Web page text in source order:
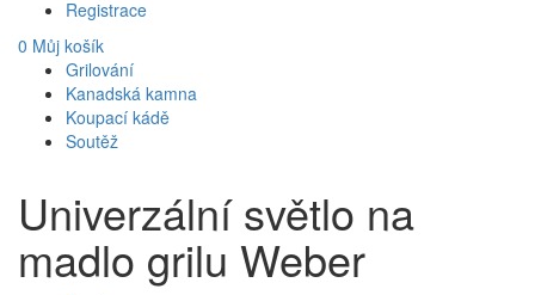
Registrace
0 Můj košík
Grilování
Kanadská kamna
Koupací kádě
Soutěž
Univerzální světlo na
madlo grilu Weber